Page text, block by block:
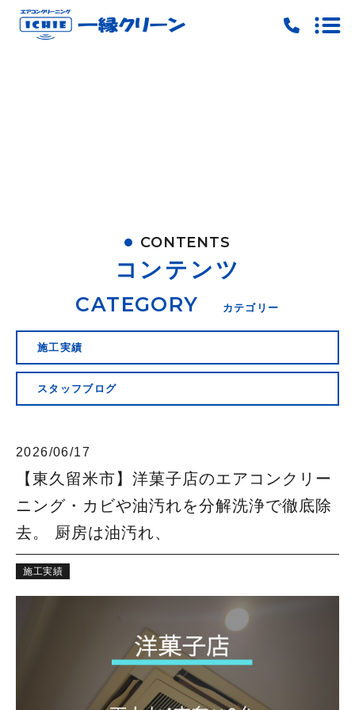
ピックアップ
キャンペーン
施工実績
会社概要
CONTENTS
コンテンツ
2026/06/17
【東久留米市】洋菓子店のエアコンクリー
ニング・カビや油汚れを分解洗浄で徹底除
去。 厨房は油汚れ、
施工実績
CATEGORY カテゴリー
施工実績
スタッフブログ